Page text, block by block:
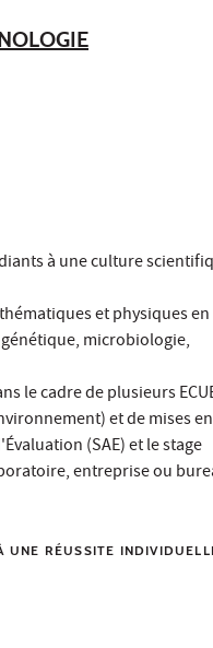
à une culture
et physiques en
microbiologie,
le cadre de plusieurs
et de mises en
(SAE) et le stage
entreprise ou
UNE RÉUSSITE